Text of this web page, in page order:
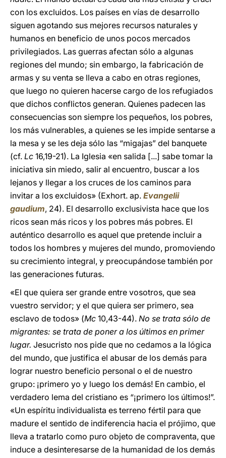
con los excluidos. Los países en vías de desarrollo
siguen agotando sus mejores recursos naturales y
humanos en beneficio de unos pocos mercados
privilegiados. Las guerras afectan sólo a algunas
regiones del mundo; sin embargo, la fabricación de
armas y su venta se lleva a cabo en otras regiones,
que luego no quieren hacerse cargo de los refugiados
que dichos conflictos generan. Quienes padecen las
consecuencias son siempre los pequeños, los pobres,
los más vulnerables, a quienes se les impide sentarse a
la mesa y se les deja sólo las “migajas” del banquete
(cf. Lc 16,19-21). La Iglesia «en salida [...] sabe tomar la
iniciativa sin miedo, salir al encuentro, buscar a los
lejanos y llegar a los cruces de los caminos para
invitar a los excluidos» (Exhort. ap. Evangelii
gaudium, 24). El desarrollo exclusivista hace que los
ricos sean más ricos y los pobres más pobres. El
auténtico desarrollo es aquel que pretende incluir a
todos los hombres y mujeres del mundo, promoviendo
su crecimiento integral, y preocupándose también por
las generaciones futuras.
«El que quiera ser grande entre vosotros, que sea
vuestro servidor; y el que quiera ser primero, sea
esclavo de todos» (Mc 10,43-44). No se trata sólo de
migrantes: se trata de poner a los últimos en primer
lugar. Jesucristo nos pide que no cedamos a la lógica
del mundo, que justifica el abusar de los demás para
lograr nuestro beneficio personal o el de nuestro
grupo: ¡primero yo y luego los demás! En cambio, el
verdadero lema del cristiano es “¡primero los últimos!”.
«Un espíritu individualista es terreno fértil para que
madure el sentido de indiferencia hacia el prójimo, que
lleva a tratarlo como puro objeto de compraventa, que
induce a desinteresarse de la humanidad de los demás